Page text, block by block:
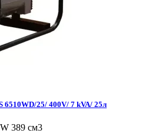
6510WD/25/ 400V/ 7 kVA/ 25л
389 см3